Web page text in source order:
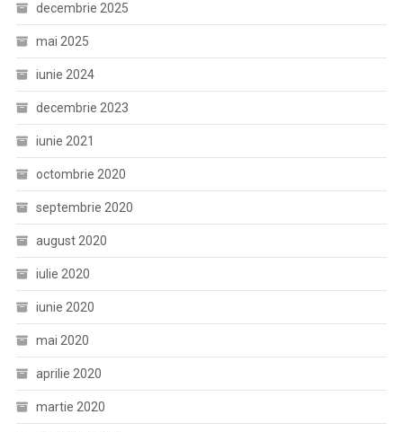
decembrie 2025
mai 2025
iunie 2024
decembrie 2023
iunie 2021
octombrie 2020
septembrie 2020
august 2020
iulie 2020
iunie 2020
mai 2020
aprilie 2020
martie 2020